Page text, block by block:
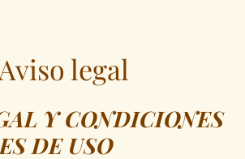
Aviso legal
Y CONDICIONES
DE USO